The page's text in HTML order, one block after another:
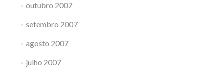
outubro 2007
setembro 2007
agosto 2007
julho 2007